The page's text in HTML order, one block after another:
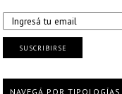
SUSCRIBIRSE
NAVEGÁ POR TIPOLOGÍAS